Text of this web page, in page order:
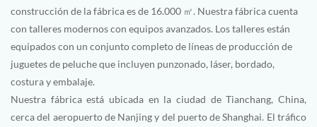
construcción de la fábrica es de 16.000 ㎡. Nuestra fábrica cuenta
con talleres modernos con equipos avanzados. Los talleres están
equipados con un conjunto completo de líneas de producción de
juguetes de peluche que incluyen punzonado, láser, bordado,
costura y embalaje.
Nuestra fábrica está ubicada en la ciudad de Tianchang, China,
cerca del aeropuerto de Nanjing y del puerto de Shanghai. El tráfico